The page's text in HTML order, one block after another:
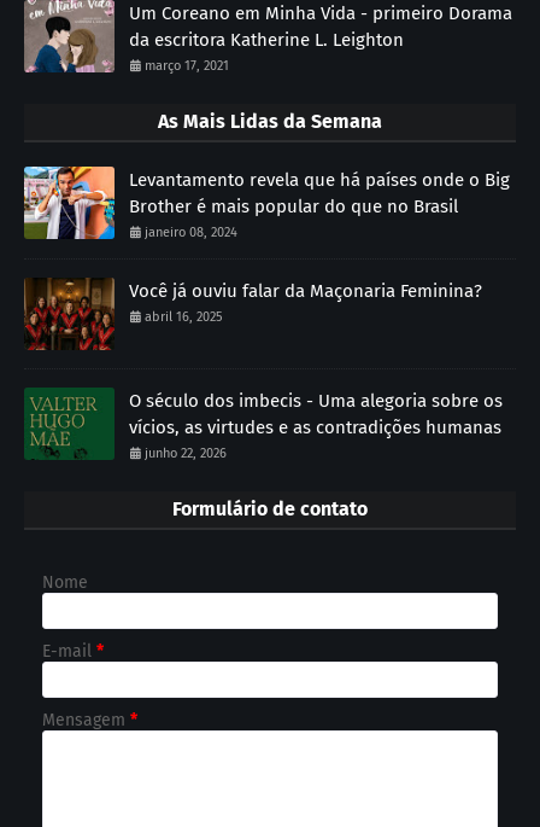
Um Coreano em Minha Vida - primeiro Dorama
da escritora Katherine L. Leighton
março 17, 2021
As Mais Lidas da Semana
Levantamento revela que há países onde o Big
Brother é mais popular do que no Brasil
janeiro 08, 2024
Você já ouviu falar da Maçonaria Feminina?
abril 16, 2025
O século dos imbecis - Uma alegoria sobre os
vícios, as virtudes e as contradições humanas
junho 22, 2026
Formulário de contato
Nome
E-mail *
Mensagem *